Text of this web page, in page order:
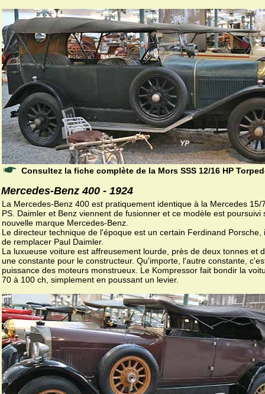
Consultez la fiche complète de la Mors SSS 12/16 HP
Mercedes-Benz 400 - 1924
La Mercedes-Benz 400 est pratiquement identique à la Mercedes 15/
PS. Daimler et Benz viennent de fusionner et ce modèle est poursuivi
nouvelle marque Mercedes-Benz.
Le directeur technique de l'époque est un certain Ferdinand Porsche,
de remplacer Paul Daimler.
La luxueuse voiture est affreusement lourde, près de deux tonnes et
une constante pour le constructeur. Qu'importe, l'autre constante,
puissance des moteurs monstrueux. Le Kompressor fait bondir la
70 à 100 ch, simplement en poussant un levier.